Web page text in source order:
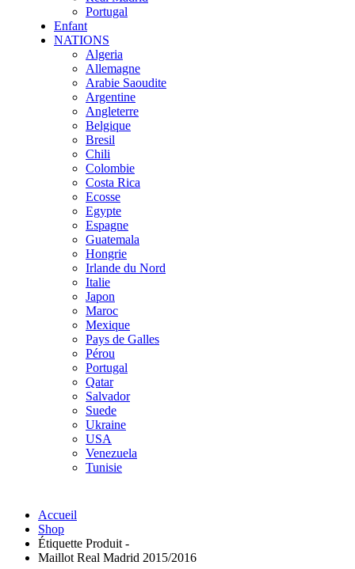
Portugal
Enfant
NATIONS
Algeria
Allemagne
Arabie Saoudite
Argentine
Angleterre
Belgique
Bresil
Chili
Colombie
Costa Rica
Ecosse
Egypte
Espagne
Guatemala
Hongrie
Irlande du Nord
Italie
Japon
Maroc
Mexique
Pays de Galles
Pérou
Portugal
Qatar
Salvador
Suede
Ukraine
USA
Venezuela
Tunisie
Accueil
Shop
Étiquette Produit -
Maillot Real Madrid 2015/2016